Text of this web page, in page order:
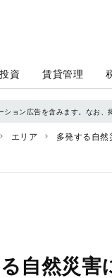
資 賃貸管理
ション広告を含みます。なお、
エリア 多発する自
自然災害